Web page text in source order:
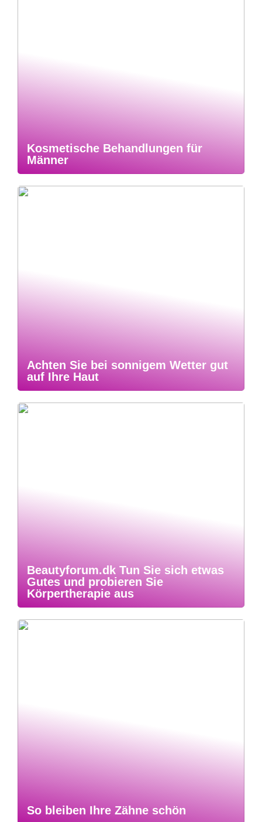
Kosmetische Behandlungen für
Männer
Achten Sie bei sonnigem Wetter gut
auf Ihre Haut
Beautyforum.dk Tun Sie sich etwas
Gutes und probieren Sie
Körpertherapie aus
So bleiben Ihre Zähne schön